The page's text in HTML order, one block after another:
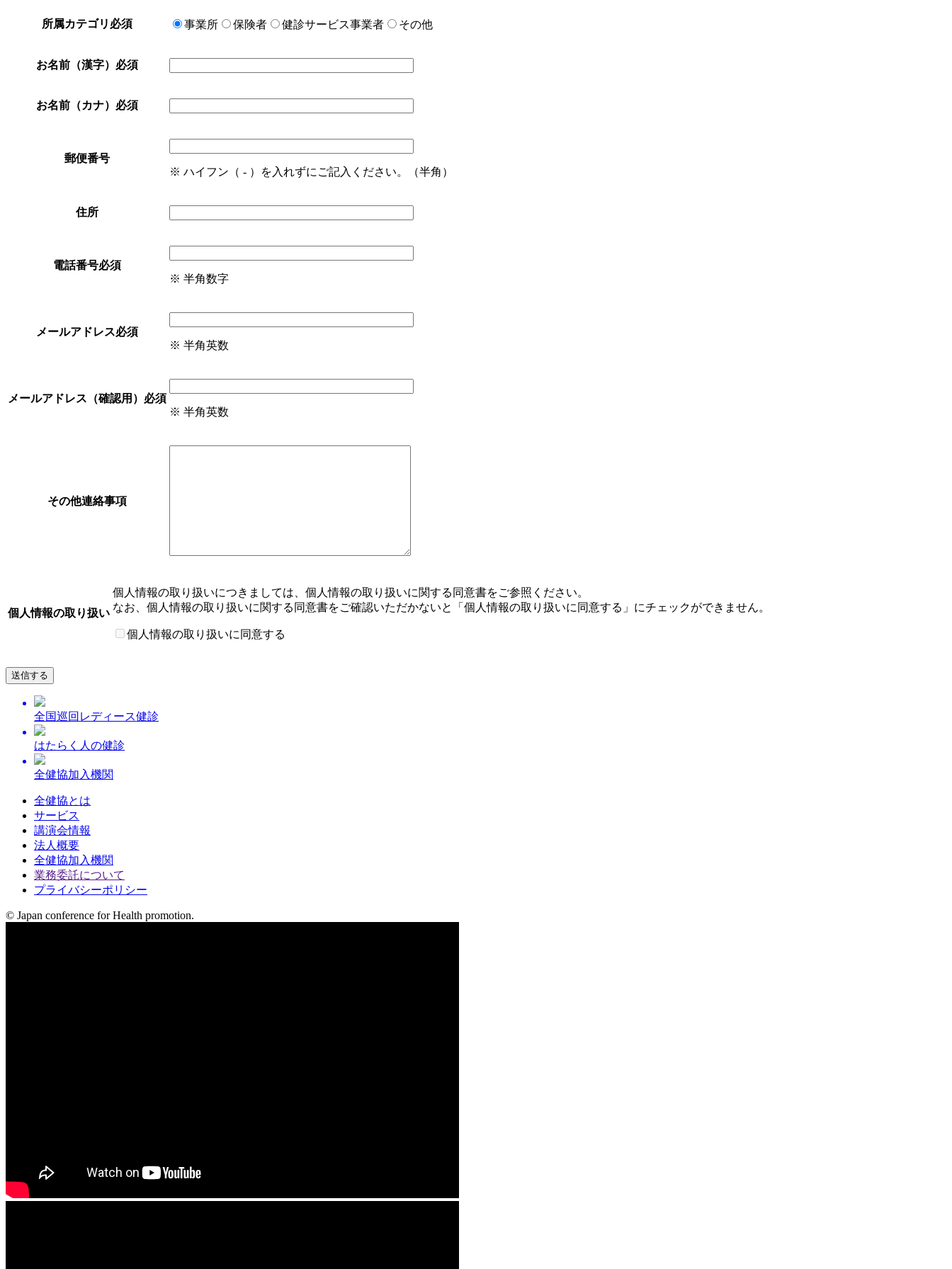
所属カテゴリ 必須 事業所 保険者 健診サービス事業者 その他
お名前（漢字） 必須
お名前（カナ） 必須
郵便番号
※ ハイフン（ - ）を入れずにご記入ください。（半角）
住所
電話番号必須
※ 半角数字
メールアドレス必須
※ 半角英数
メールアドレス（確認用） 必須
※ 半角英数
その他連絡事項
個人情報の取り扱い
個人情報の取り扱いにつきましては、 個人情報の取り扱いに関する同意書をご参照ください。
なお、個人情報の取り扱いに関する同意書をご確認いただかないと「個人情報の取り扱いに同意する」にチェックができません。
個人情報の取り扱いに同意する
全国巡回レディース健診
はたらく人の健診
全健協加入機関
全健協とは
サービス
講演会情報
法人概要
全健協加入機関
業務委託について
プライバシーポリシー
© Japan conference for Health promotion.